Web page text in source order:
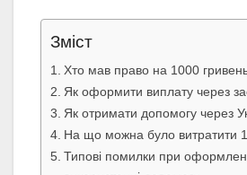
Зміст
Хто мав право на 1000
Як оформити виплату через
Як отримати допомогу через
На що можна було витратити
Типові помилки при